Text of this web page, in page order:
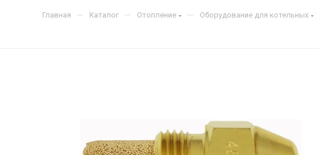
Главная — Каталог — Отопление — Оборудование для котельных